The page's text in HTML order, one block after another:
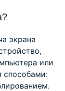
экрана
или
способами: